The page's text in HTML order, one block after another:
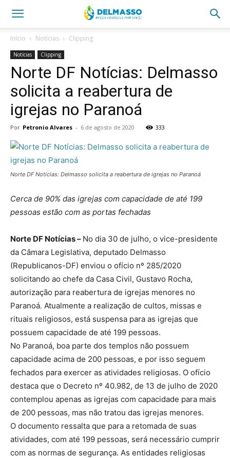
Início Notícias Clipping
Notícias Clipping
Norte DF Notícias: Delmasso
solicita a reabertura de
igrejas no Paranoá
Por Petronio Alvares - 6 de agosto de 2020 333
Norte DF Notícias: Delmasso solicita a reabertura de igrejas no Paranoá
Cerca de 90% das igrejas com capacidade de até 199
pessoas estão com as portas fechadas
Norte DF Notícias – No dia 30 de julho, o vice-presidente
da Câmara Legislativa, deputado Delmasso
(Republicanos-DF) enviou o ofício nº 285/2020
solicitando ao chefe da Casa Civil, Gustavo Rocha,
autorização para reabertura de igrejas menores no
Paranoá. Atualmente a realização de cultos, missas e
rituais religiosos, está suspensa para as igrejas que
possuem capacidade de até 199 pessoas.
No Paranoá, boa parte dos templos não possuem
capacidade acima de 200 pessoas, e por isso seguem
fechados para exercer as atividades religiosas. O ofício
destaca que o Decreto nº 40.982, de 13 de julho de 2020
contemplou apenas as igrejas com capacidade para mais
de 200 pessoas, mas não tratou das igrejas menores.
O documento ressalta que para a retomada de suas
atividades, com até 199 pessoas, será necessário cumprir
com as normas de segurança. As entidades religiosas